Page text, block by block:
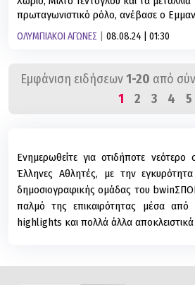
πρωταγωνιστικό ρόλο, ανέβασε ο
ΟΛΥΜΠΙΑΚΟΙ ΑΓΩΝΕΣ 08.08.24 | 01:30
Εμφάνιση ειδήσεων1-20 από
1
2 3 4 5
Ενημερωθείτε για οτιδήποτε
Έλληνες Αθλητές, με την
δημοσιογραφικής ομάδας του
παλμό της επικαιρότητας μέσα από
highlights και πολλά άλλα